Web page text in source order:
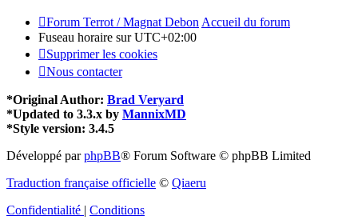
Forum Terrot / Magnat Debon Accueil du forum
Fuseau horaire surUTC+02:00
Supprimer les cookies
Nous contacter
*Original Author: Brad Veryard
*Updated to 3.3.x by MannixMD
*Style version: 3.4.5
Développé parphpBB® Forum Software © phpBB Limited
Traduction française officielle © Qiaeru
Confidentialité | Conditions